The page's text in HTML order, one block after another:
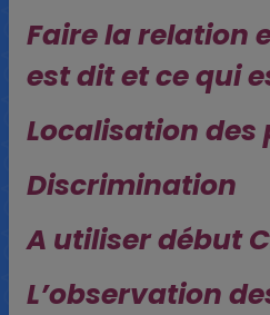
Faire la relation
est dit et ce qui
Localisation des
Discrimination
A utiliser début
L’observation